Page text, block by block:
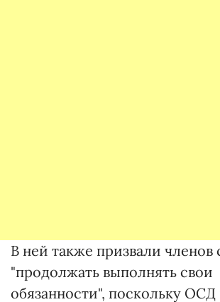
В ней также призвали членов
"продолжать выполнять свои
обязанности", поскольку ОСД